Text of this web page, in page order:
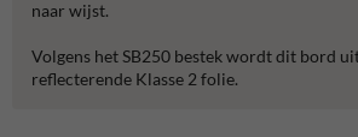
naar wijst.
Volgens het SB250 bestek wordt dit bord
reflecterende Klasse 2 folie.